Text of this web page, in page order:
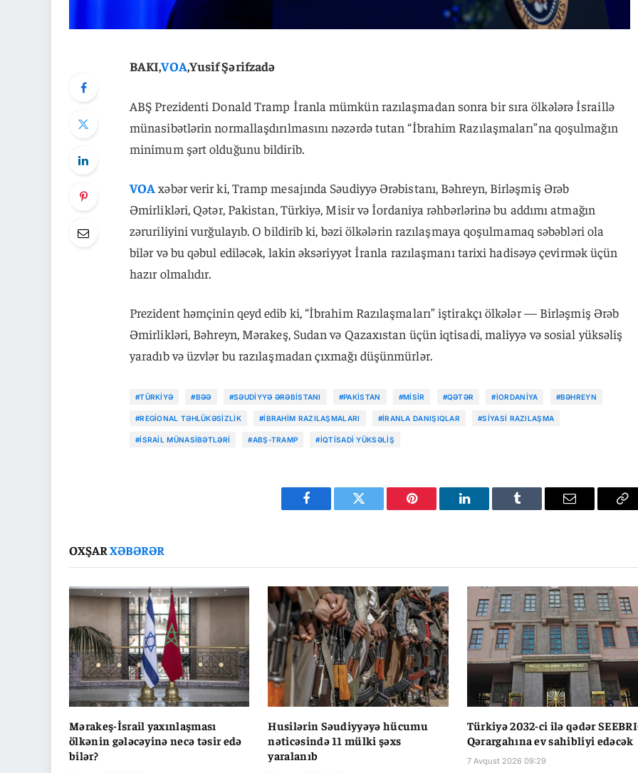
BAKI,VOA,Yusif Şərifzadə
ABŞ Prezidenti Donald Tramp İranla mümkün razılaşmadan sonra bir sıra ölkələrə İsraillə
münasibətlərin normallaşdırılmasını nəzərdə tutan “İbrahim Razılaşmaları”na qoşulmağın
minimum şərt olduğunu bildirib.
VOAxəbər verir ki, Tramp mesajında Səudiyyə Ərəbistanı, Bəhreyn, Birləşmiş Ərəb
Əmirlikləri, Qətər, Pakistan, Türkiyə, Misir və İordaniya rəhbərlərinə bu addımı atmağın
zəruriliyini vurğulayıb. O bildirib ki, bəzi ölkələrin razılaşmaya qoşulmamaq səbəbləri ola
bilər və bu qəbul ediləcək, lakin əksəriyyət İranla razılaşmanı tarixi hadisəyə çevirmək üçün
hazır olmalıdır.
Prezident həmçinin qeyd edib ki, “İbrahim Razılaşmaları” iştirakçı ölkələr — Birləşmiş Ərəb
Əmirlikləri, Bəhreyn, Mərakeş, Sudan və Qazaxıstan üçün iqtisadi, maliyyə və sosial yüksəliş
yaradıb və üzvlər bu razılaşmadan çıxmağı düşünmürlər.
#TÜRKIYƏ #BƏƏ #SƏUDIYYƏ ƏRƏBISTANI #PAKISTAN #MISIR #QƏTƏR #İORDANIYA #BƏHREYN
#REGIONAL TƏHLÜKƏSIZLIK #İBRAHIM RAZILAŞMALARI #İRANLA DANIŞIQLAR #SIYASI RAZILAŞMA
#İSRAIL MÜNASIBƏTLƏRI #ABŞ-TRAMP #İQTISADI YÜKSƏLIŞ
Facebook Twitter Pinterest LinkedIn Tumblr Email
OXŞARXƏBƏRƏR
Mərakeş-İsrail yaxınlaşması
ölkənin gələcəyinə necə təsir edə
bilər?
Husilərin Səudiyyəyə hücumu
nəticəsində 11 mülki şəxs
yaralanıb
Türkiyə 2032-ci ilə qədər
Qərargahına ev sahibliyi edəcək
7 Avqust 2026 09:29